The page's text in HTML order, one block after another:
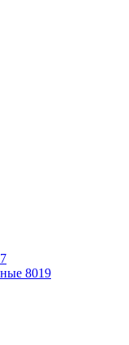
8019